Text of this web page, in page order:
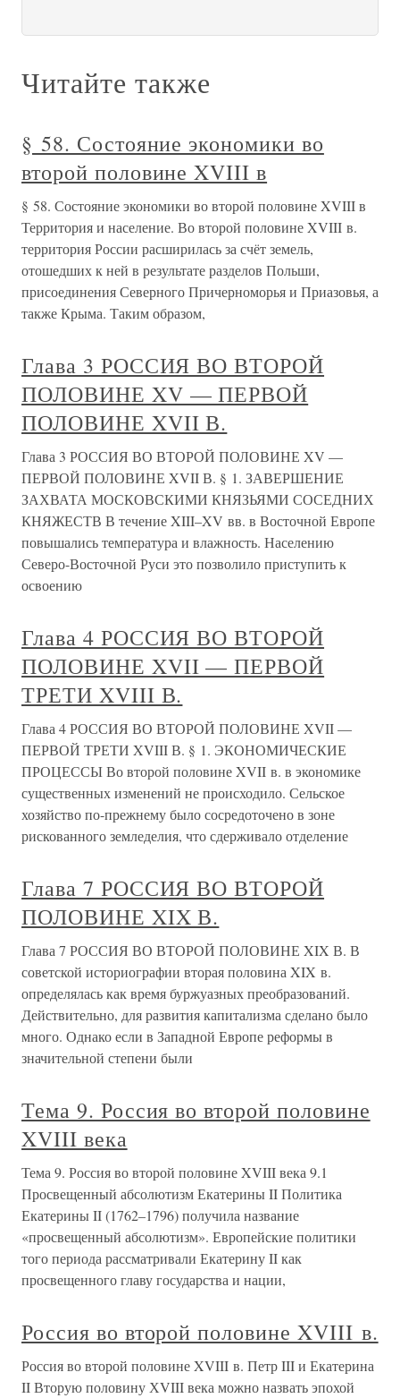
Читайте также
§ 58. Состояние экономики во
второй половине XVIII в
§ 58. Состояние экономики во второй половине XVIII в
Территория и население. Во второй половине XVIII в.
территория России расширилась за счёт земель,
отошедших к ней в результате разделов Польши,
присоединения Северного Причерноморья и Приазовья, а
также Крыма. Таким образом,
Глава 3 РОССИЯ ВО ВТОРОЙ
ПОЛОВИНЕ XV — ПЕРВОЙ
ПОЛОВИНЕ XVII В.
Глава 3 РОССИЯ ВО ВТОРОЙ ПОЛОВИНЕ XV —
ПЕРВОЙ ПОЛОВИНЕ XVII В. § 1. ЗАВЕРШЕНИЕ
ЗАХВАТА МОСКОВСКИМИ КНЯЗЬЯМИ СОСЕДНИХ
КНЯЖЕСТВ В течение XIII–XV вв. в Восточной Европе
повышались температура и влажность. Населению
Северо-Восточной Руси это позволило приступить к
освоению
Глава 4 РОССИЯ ВО ВТОРОЙ
ПОЛОВИНЕ XVII — ПЕРВОЙ
ТРЕТИ XVIII В.
Глава 4 РОССИЯ ВО ВТОРОЙ ПОЛОВИНЕ XVII —
ПЕРВОЙ ТРЕТИ XVIII В. § 1. ЭКОНОМИЧЕСКИЕ
ПРОЦЕССЫ Во второй половине XVII в. в экономике
существенных изменений не происходило. Сельское
хозяйство по-прежнему было сосредоточено в зоне
рискованного земледелия, что сдерживало отделение
Глава 7 РОССИЯ ВО ВТОРОЙ
ПОЛОВИНЕ XIX В.
Глава 7 РОССИЯ ВО ВТОРОЙ ПОЛОВИНЕ XIX В. В
советской историографии вторая половина XIX в.
определялась как время буржуазных преобразований.
Действительно, для развития капитализма сделано было
много. Однако если в Западной Европе реформы в
значительной степени были
Тема 9. Россия во второй половине
XVIII века
Тема 9. Россия во второй половине XVIII века 9.1
Просвещенный абсолютизм Екатерины II Политика
Екатерины II (1762–1796) получила название
«просвещенный абсолютизм». Европейские политики
того периода рассматривали Екатерину II как
просвещенного главу государства и нации,
Россия во второй половине XVIII в.
Россия во второй половине XVIII в. Петр III и Екатерина
II Вторую половину ХVIII века можно назвать эпохой